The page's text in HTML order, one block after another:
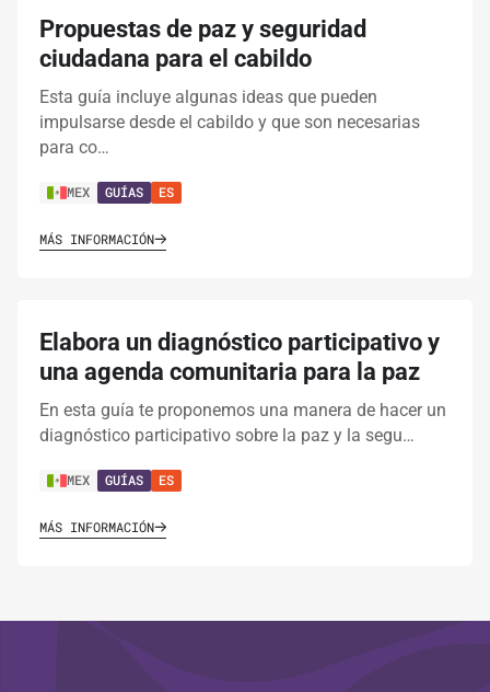
Propuestas de paz y seguridad
ciudadana para el cabildo
Esta guía incluye algunas ideas que pueden
impulsarse desde el cabildo y que son necesarias
para co…
MEX GUÍAS ES
MÁS INFORMACIÓN
Elabora un diagnóstico participativo y
una agenda comunitaria para la paz
En esta guía te proponemos una manera de hacer un
diagnóstico participativo sobre la paz y la segu…
MEX GUÍAS ES
MÁS INFORMACIÓN